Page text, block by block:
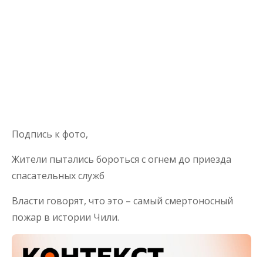
Подпись к фото,
Жители пытались бороться с огнем до приезда
спасательных служб
Власти говорят, что это – самый смертоносный
пожар в истории Чили.